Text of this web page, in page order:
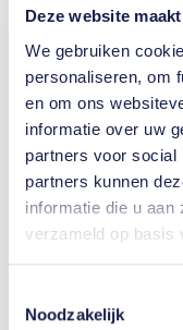
Deze website
We gebruiken
personaliseren, om
en om ons
informatie over uw
partners voor social
partners kunnen
informatie die u aan
verzameld op basis
Noodzakelijk
0